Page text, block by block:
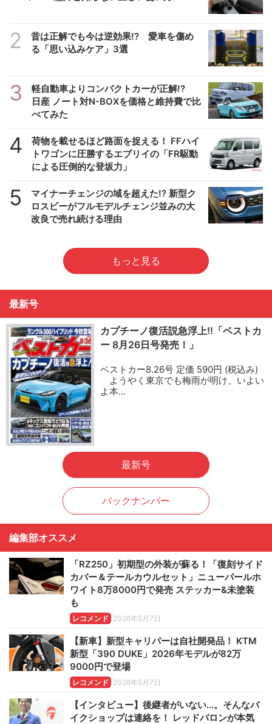
2
昔は正解でも今は逆効果!? 愛車を傷め
る「思い込みケア」3選
3
軽自動車よりコンパクトカーが正解!?
日産 ノート対N-BOXを価格と維持費で比
べてみた
4
荷物を載せるほど路面を捉える！ FFハイ
トワゴンに圧勝するエブリイの「FR駆動
による圧倒的な登坂力」
5
マイナーチェンジの域を超えた!? 新型ク
ロスビーがフルモデルチェンジ並みの大
改良で売れ続ける理由
もっと見る
最新号
カプチーノ復活説急浮上!!「ベストカ
ー 8月26日号発売！」
ベストカー8.26号 定価 590円 (税込み)
ようやく東京でも梅雨が明け、いよい
よ本…
最新号
バックナンバー
編集部オススメ
「RZ250」初期型の外装が蘇る！「復刻サイド
カバー＆テールカウルセット」ニューパールホ
ワイト8万8000円で発売 ステッカー&未塗装
も
レコメンド 2026年5月7日
【新車】新型キャリパーは自社開発品！ KTM
新型「390 DUKE」2026年モデルが82万
9000円で登場
レコメンド 2026年5月7日
【インタビュー】後継者がいない…。そんなバ
イクショップは連絡を！ レッドバロンが本気